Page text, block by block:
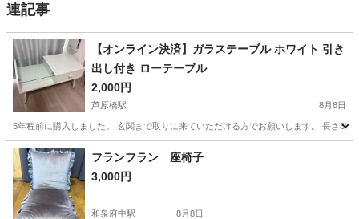
連記事
【オンライン決済】ガラステーブル ホワイト 引き
出し付き ローテーブル
2,000円
芦原橋駅 8月8日
5年程前に購入しました。 玄関まで取りに来ていただける方でお願いします。 長さ
大阪 大阪市 芦原橋駅 テーブル
フランフラン 座椅子
3,000円
和泉府中駅 8月8日